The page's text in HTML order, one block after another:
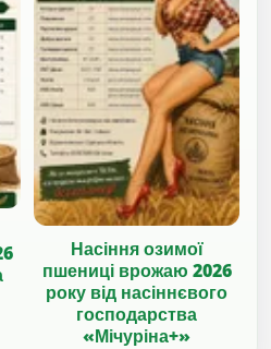
Насіння озимої
пшениці врожаю 2026
року від насіннєвого
господарства
«Мічуріна+»